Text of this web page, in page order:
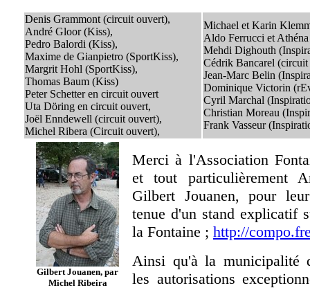
Denis Grammont (circuit ouvert),
André Gloor (Kiss),
Pedro Balordi (Kiss),
Maxime de Gianpietro (SportKiss),
Margrit Hohl (SportKiss),
Thomas Baum (Kiss)
Peter Schetter en circuit ouvert
Uta Döring en circuit ouvert,
Joël Enndewell (circuit ouvert),
Michel Ribera (Circuit ouvert),
Michael et Karin
Aldo Ferrucci et
Mehdi Dighouth
Cédrik Bancarel
Jean-Marc Belin
Dominique Victorin
Cyril Marchal
Christian Moreau
Frank Vasseur
Gilbert Jouanen, par
Michel Ribeira
Merci à l'Association
et tout particulièrement
Gilbert Jouanen, pour
tenue d'un stand explicatif
la Fontaine ; http://
Ainsi qu'à la municipalité
les autorisations